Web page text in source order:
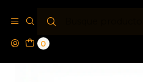
0
Jogger Parental